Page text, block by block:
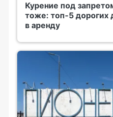
Курение под
тоже: топ-5 дорогих
в аренду